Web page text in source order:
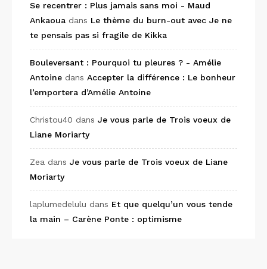
Se recentrer : Plus jamais sans moi - Maud
Ankaoua dans Le thème du burn-out avec Je ne
te pensais pas si fragile de Kikka
Bouleversant : Pourquoi tu pleures ? - Amélie
Antoine dans Accepter la différence : Le bonheur
l’emportera d’Amélie Antoine
Christou40 dans Je vous parle de Trois voeux de
Liane Moriarty
Zea dans Je vous parle de Trois voeux de Liane
Moriarty
laplumedelulu dans Et que quelqu’un vous tende
la main – Carène Ponte : optimisme